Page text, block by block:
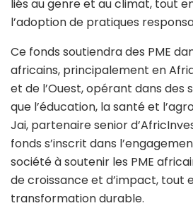
liés au genre et au climat, tout
l’adoption de pratiques
Ce fonds soutiendra des PME
africains, principalement en
et de l’Ouest, opérant dans des
que l’éducation, la santé et
Jai, partenaire senior
fonds s’inscrit dans
société à soutenir les PME
de croissance et d’impact, tout
transformation durable.